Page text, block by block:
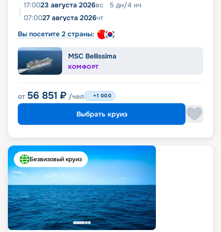
17:0023 августа 2026вс 5 дн/4 нч
07:0027 августа 2026чт
Вы посетите 2 страны:
MSC Bellissima
КОМФОРТ
от 56 851 ₽ /чел +1 000
Выбрать круиз
Безвизовый круиз